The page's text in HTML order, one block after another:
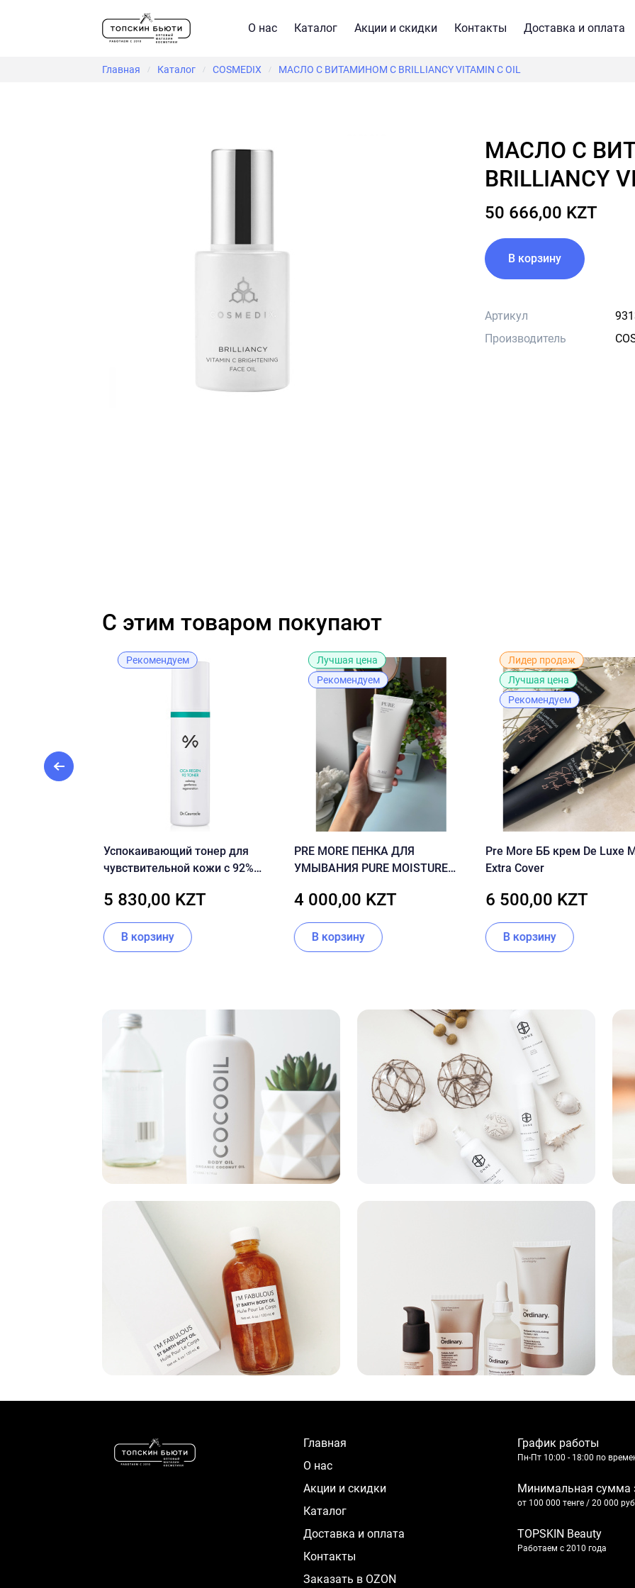
О нас Каталог Акции и скидки Контакты Доставка и оплата
Главная / Каталог / COSMEDIX / МАСЛО С ВИТАМИНОМ С BRILLIANCY VITAMIN C OIL
МАСЛО С ВИТАМИНОМ С
BRILLIANCY
50 666,00 KZT
В корзину
Артикул
Производитель
C этим товаром покупают
Рекомендуем
Успокаивающий тонер для
чувствительной кожи с 92%
Regen 92 Toner
5 830,00 KZT
В корзину
Лучшая цена
Рекомендуем
PRE MORE ПЕНКА ДЛЯ
УМЫВАНИЯ PURE MOISTURE
4 000,00 KZT
В корзину
Лидер продаж
Лучшая цена
Рекомендуем
Pre More ББ крем De Luxe
Extra Cover
6 500,00 KZT
В корзину
Главная
О нас
Акции и скидки
Каталог
Доставка и оплата
Контакты
Заказать в OZON
График работы
Пн-Пт 10:00 - 18:00 по
Минимальная сумма
от 100 000 тенге / 20 000
TOPSKIN Beauty
Работаем с 2010 года